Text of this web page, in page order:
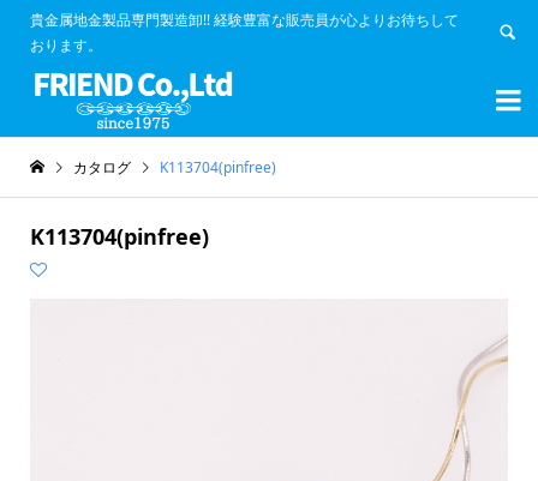
貴金属地金製品専門製造卸!! 経験豊富な販売員が心よりお待ちして
おります。


カタログ K113704(pinfree)
K113704(pinfree)